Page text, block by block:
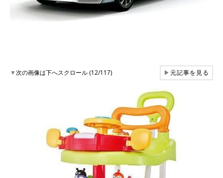
▼次の画像は下へスクロール (12/117) ▶元記事を見る